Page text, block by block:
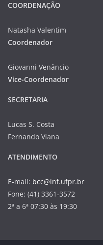
COORDENAÇÃO
Natasha Valentim
Coordenador
Giovanni Venâncio
Vice-Coordenador
SECRETARIA
Lucas S. Costa
Fernando Viana
ATENDIMENTO
E-mail: bcc@inf.ufpr.br
Fone: (41) 3361-3572
2ª a 6ª 07:30 às 19:30